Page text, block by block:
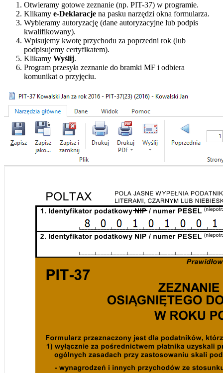
Otwieramy gotowe zeznanie (np. PIT-37) w programie.
Klikamy e-Deklaracje na pasku narzędzi okna formularza.
Wybieramy autoryzację (dane autoryzacyjne lub podpis
kwalifikowany).
Wpisujemy kwotę przychodu za poprzedni rok (lub
podpisujemy certyfikatem).
Klikamy Wyślij.
Program przesyła zeznanie do bramki MF i odbiera
komunikat o przyjęciu.